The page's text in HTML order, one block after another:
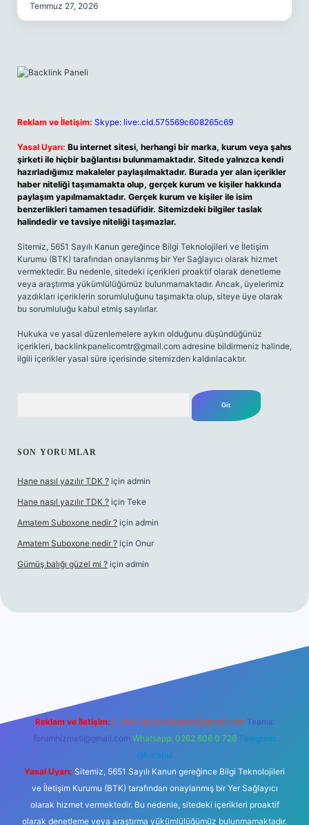
Temmuz 27, 2026
Reklam ve İletişim: Skype: live:.cid.575569c608265c69
Yasal Uyarı: Bu internet sitesi, herhangi bir marka, kurum veya şahıs
şirketi ile hiçbir bağlantısı bulunmamaktadır. Sitede yalnızca kendi
hazırladığımız makaleler paylaşılmaktadır. Burada yer alan içerikler
haber niteliği taşımamakta olup, gerçek kurum ve kişiler hakkında
paylaşım yapılmamaktadır. Gerçek kurum ve kişiler ile isim
benzerlikleri tamamen tesadüfidir. Sitemizdeki bilgiler taslak
halindedir ve tavsiye niteliği taşımazlar.
Sitemiz, 5651 Sayılı Kanun gereğince Bilgi Teknolojileri ve İletişim
Kurumu (BTK) tarafından onaylanmış bir Yer Sağlayıcı olarak hizmet
vermektedir. Bu nedenle, sitedeki içerikleri proaktif olarak denetleme
veya araştırma yükümlülüğümüz bulunmamaktadır. Ancak, üyelerimiz
yazdıkları içeriklerin sorumluluğunu taşımakta olup, siteye üye olarak
bu sorumluluğu kabul etmiş sayılırlar.
Hukuka ve yasal düzenlemelere aykırı olduğunu düşündüğünüz
içerikleri, backlinkpanelicomtr@gmail.com adresine bildirmeniz halinde,
ilgili içerikler yasal süre içerisinde sitemizden kaldırılacaktır.
SON YORUMLAR
Hane nasıl yazılır TDK ? için admin
Hane nasıl yazılır TDK ? için Teke
Amatem Suboxone nedir ? için admin
Amatem Suboxone nedir ? için Onur
Gümüş balığı güzel mi ? için admin
Reklam ve İletişim: E-mail: backlinkpaneli@gmail.com Teams:
forumhizmeti@gmail.com Whatsapp: 0262 606 0 726 Telegram:
@karabul
Yasal Uyarı: Sitemiz, 5651 Sayılı Kanun gereğince Bilgi Teknolojileri
ve İletişim Kurumu (BTK) tarafından onaylanmış bir Yer Sağlayıcı
olarak hizmet vermektedir. Bu nedenle, sitedeki içerikleri proaktif
olarak denetleme veya araştırma yükümlülüğümüz bulunmamaktadır.